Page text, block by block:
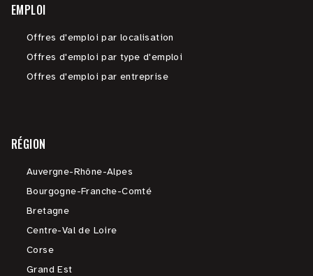
EMPLOI
Offres d'emploi par localisation
Offres d'emploi par type d'emploi
Offres d'emploi par entreprise
RÉGION
Auvergne-Rhône-Alpes
Bourgogne-Franche-Comté
Bretagne
Centre-Val de Loire
Corse
Grand Est